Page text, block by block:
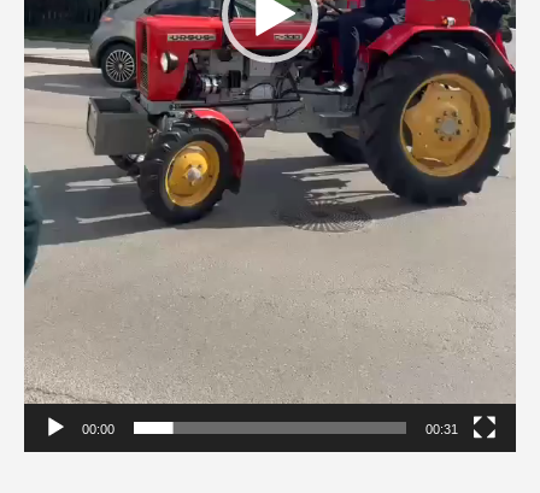
00:00 00:31